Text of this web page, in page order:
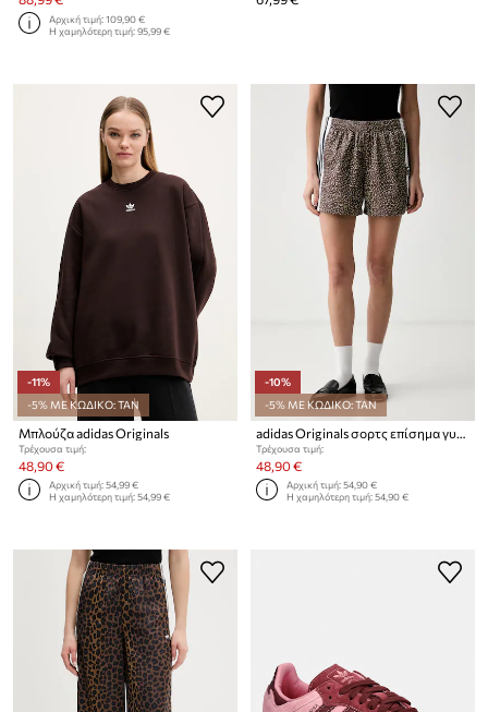
Αρχική τιμή:109,90 €
Η χαμηλότερη τιμή:95,99 €
-11%
-5% ΜΕ ΚΩΔΙΚΟ: TAN
Μπλούζα adidas Originals
Τρέχουσα τιμή:
48,90 €
Αρχική τιμή:54,99 €
Η χαμηλότερη τιμή:54,99 €
-10%
-5% ΜΕ ΚΩΔΙΚΟ: TAN
Τρέχουσα τιμή:
48,90 €
Αρχική τιμή:54,90 €
Η χαμηλότερη τιμή:54,90 €